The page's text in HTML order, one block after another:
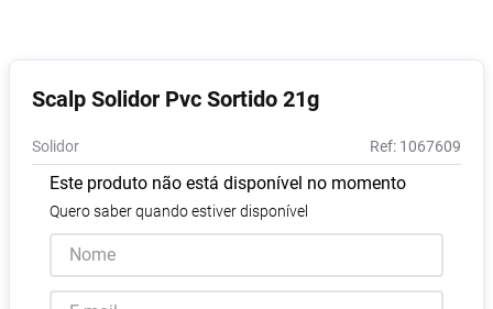
Scalp Solidor Pvc Sortido 21g
Solidor : 1067609
Este produto não está disponível no momento
Quero saber quando estiver disponível
5º Fralda G
6 º Desodorante
8º Absorvente
9º Pampers Confort Sec
10º Lavitan